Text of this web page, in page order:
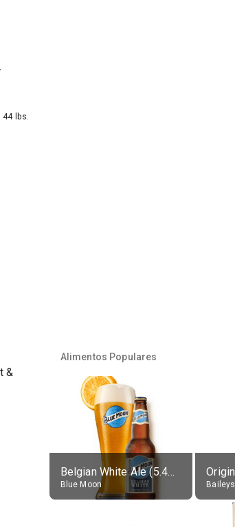
lbs.
&
Alimentos Populares
Belgian White Ale (5.4% alc.)
Blue Moon Baileys